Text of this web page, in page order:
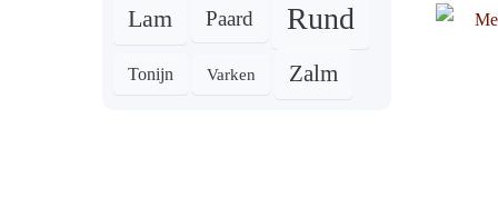
Lam Paard Rund
Tonijn Varken Zalm